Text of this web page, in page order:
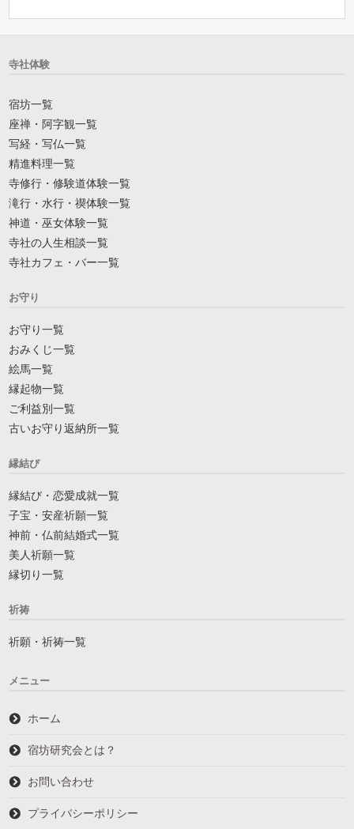
寺社体験
宿坊一覧
座禅・阿字観一覧
写経・写仏一覧
精進料理一覧
寺修行・修験道体験一覧
滝行・水行・禊体験一覧
神道・巫女体験一覧
寺社の人生相談一覧
寺社カフェ・バー一覧
お守り
お守り一覧
おみくじ一覧
絵馬一覧
縁起物一覧
ご利益別一覧
古いお守り返納所一覧
縁結び
縁結び・恋愛成就一覧
子宝・安産祈願一覧
神前・仏前結婚式一覧
美人祈願一覧
縁切り一覧
祈祷
祈願・祈祷一覧
メニュー
ホーム
宿坊研究会とは？
お問い合わせ
プライバシーポリシー